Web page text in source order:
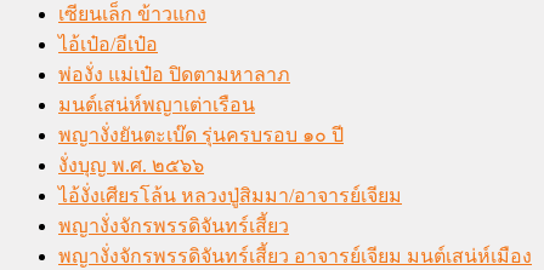
เซียนเล็ก ข้าวแกง
ไอ้เป๋อ/อีเป๋อ
พ่องั่ง แม่เป๋อ ปิดตามหาลาภ
มนต์เสน่ห์พญาเต่าเรือน
พญางั่งยันตะเบ๊ด รุ่นครบรอบ ๑๐ ปี
งั่งบุญ พ.ศ. ๒๕๖๖
ไอ้งั่งเศียรโล้น หลวงปู่สิมมา/อาจารย์เจียม
พญางั่งจักรพรรดิจันทร์เสี้ยว
พญางั่งจักรพรรดิจันทร์เสี้ยว อาจารย์เจียม มนต์เสน่ห์เมือง